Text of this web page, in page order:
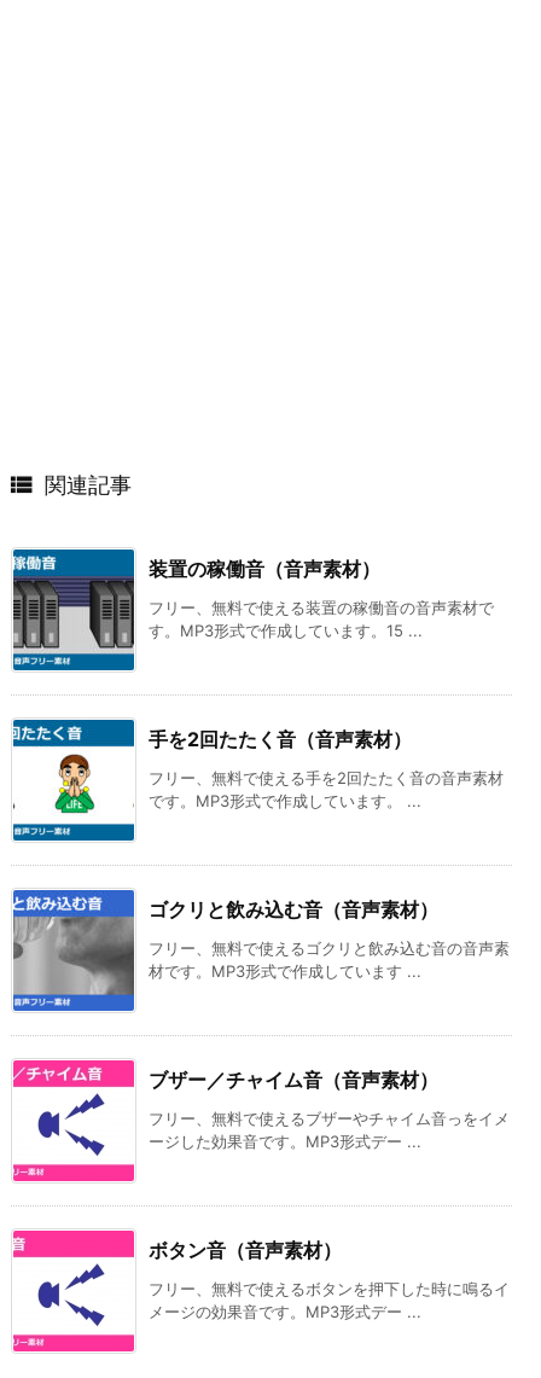
 関連記事
装置の稼働音（音声素材）
フリー、無料で使える装置の稼働音の音声素材で
す。MP3形式で作成しています。15 ...
手を2回たたく音（音声素材）
フリー、無料で使える手を2回たたく音の音声素材
です。MP3形式で作成しています。 ...
ゴクリと飲み込む音（音声素材）
フリー、無料で使えるゴクリと飲み込む音の音声素
材です。MP3形式で作成しています ...
ブザー／チャイム音（音声素材）
フリー、無料で使えるブザーやチャイム音っをイメ
ージした効果音です。MP3形式デー ...
ボタン音（音声素材）
フリー、無料で使えるボタンを押下した時に鳴るイ
メージの効果音です。MP3形式デー ...